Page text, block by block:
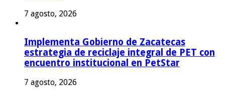
7 agosto, 2026
Implementa Gobierno de Zacatecas
estrategia de reciclaje integral de PET con
encuentro institucional en PetStar
7 agosto, 2026